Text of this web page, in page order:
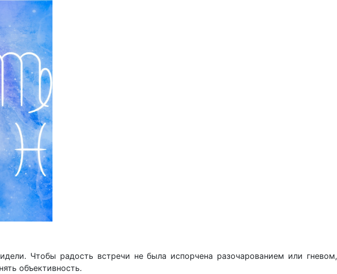
Чтобы радость встречи не была испорчена разочарованием или гневом,
объективность.